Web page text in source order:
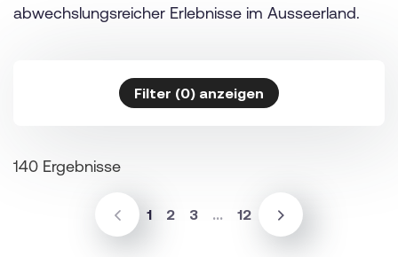
abwechslungsreicher Erlebnisse im Ausseerland.
Filter (0) anzeigen
140 Ergebnisse
1(sr.page.current)
2 3 ... 12